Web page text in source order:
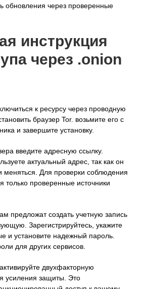
обновления через проверенные
инструкция
через .onion
к ресурсу через проводную
браузер Tor. возьмите его с
и завершите установку.
введите адресную ссылку.
актуальный адрес, так как он
меняться. Для проверки соблюдения
только проверенные источники
предложат создать учетную запись
Зарегистрируйтесь, укажите
и установите надежный пароль.
для других сервисов.
двухфакторную
усиления защиты. Это